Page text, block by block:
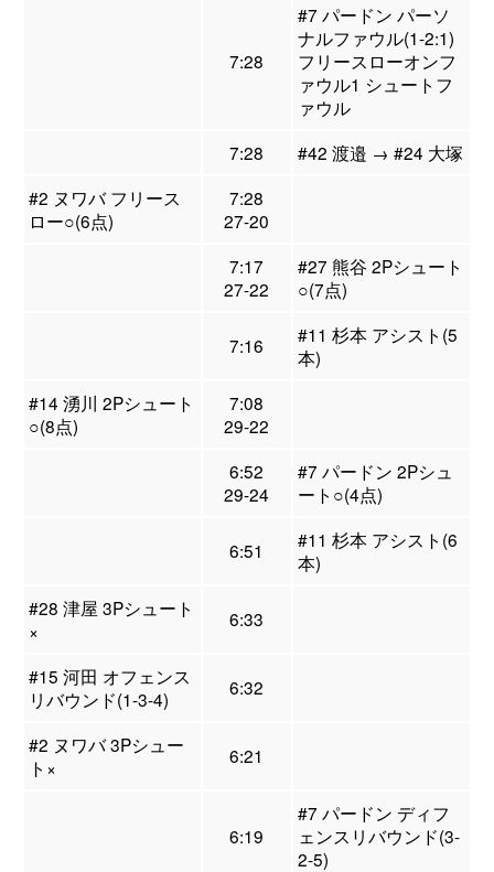
7:28
#7 パードン パーソ
ナルファウル(1-2:1)
フリースローオンフ
ァウル1 シュートフ
ァウル
7:28
#42 渡邉 → #24 大塚
#2 ヌワバ フリース
ロー○(6点)
7:28
27-20
7:17
27-22
#27 熊谷 2Pシュート
○(7点)
7:16
#11 杉本 アシスト(5
本)
#14 湧川 2Pシュート
○(8点)
7:08
29-22
6:52
29-24
#7 パードン 2Pシュ
ート○(4点)
6:51
#11 杉本 アシスト(6
本)
#28 津屋 3Pシュート
×
6:33
#15 河田 オフェンス
リバウンド(1-3-4)
6:32
#2 ヌワバ 3Pシュー
ト×
6:21
6:19
#7 パードン ディフ
ェンスリバウンド(3-
2-5)